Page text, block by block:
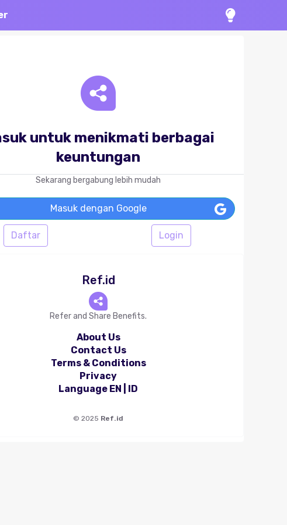
untuk menikmati berbagai
keuntungan
Sekarang bergabung lebih mudah
Masuk dengan Google
Daftar Login
Ref.id
Refer and Share Benefits.
About Us
Contact Us
Terms & Conditions
Privacy
Language EN ID
© 2025 Ref.id